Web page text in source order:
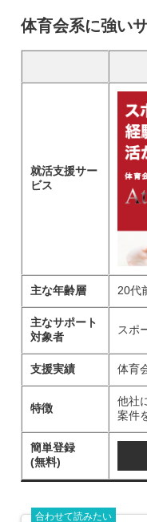
体育会系に強い
就活支援サー
ビス
主な年齢層 20代
主なサポート
対象者
スポ
支援実績 体育
特徴
他社
案件
簡単登録
(無料)
合わせて読みたい